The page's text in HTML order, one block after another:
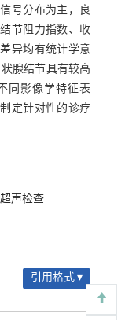
号分布为主，良
节阻力指数、收
异均有统计学意
腺结节具有较高
同影像学特征表
定针对性的诊疗
超声检查
引用格式 ▾